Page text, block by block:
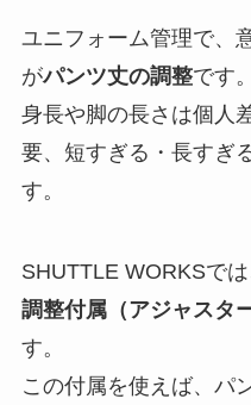
ユニフォーム管理で、
がパンツ丈の調整です。
身長や脚の長さは個人
要、短すぎる・長すぎ
す。
SHUTTLE WORKSでは
調整付属（アジャスタ
す。
この付属を使えば、パ